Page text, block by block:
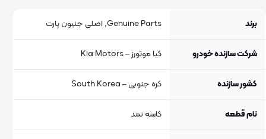
برند Genuine Parts, اصلی جنیون پارت
شرکت سازنده خودرو کیا موتورز – Kia Motors
کشور سازنده کره جنوبی – South Korea
نام قطعه کاسه نمد